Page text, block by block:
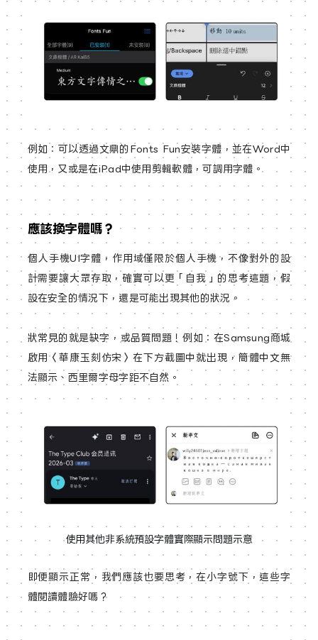
例如：可以透過文鼎的Fonts Fun安裝字體，並在Word中
使用，又或是在iPad中使用剪輯軟體，可調用字體。
應該換字體嗎？
​個人手機UI字體，作用域僅限於個人手機，不像對外的設
計需要讓大眾存取，確實可以更「自我」的思考這題，假
設在安全的情況下，還是可能出現其他的狀況。
狀常見的就是缺字，或品質問題！例如：在Samsung商城
啟用〈華康玉刻仿宋〉在下方截圖中就出現，簡體中文無
法顯示、西里爾字母字距不自然。
使用其他非系統預設字體實際顯示問題示意
即便顯示正常，我們應該也要思考，在小字號下，這些字
體閱讀體驗好嗎？